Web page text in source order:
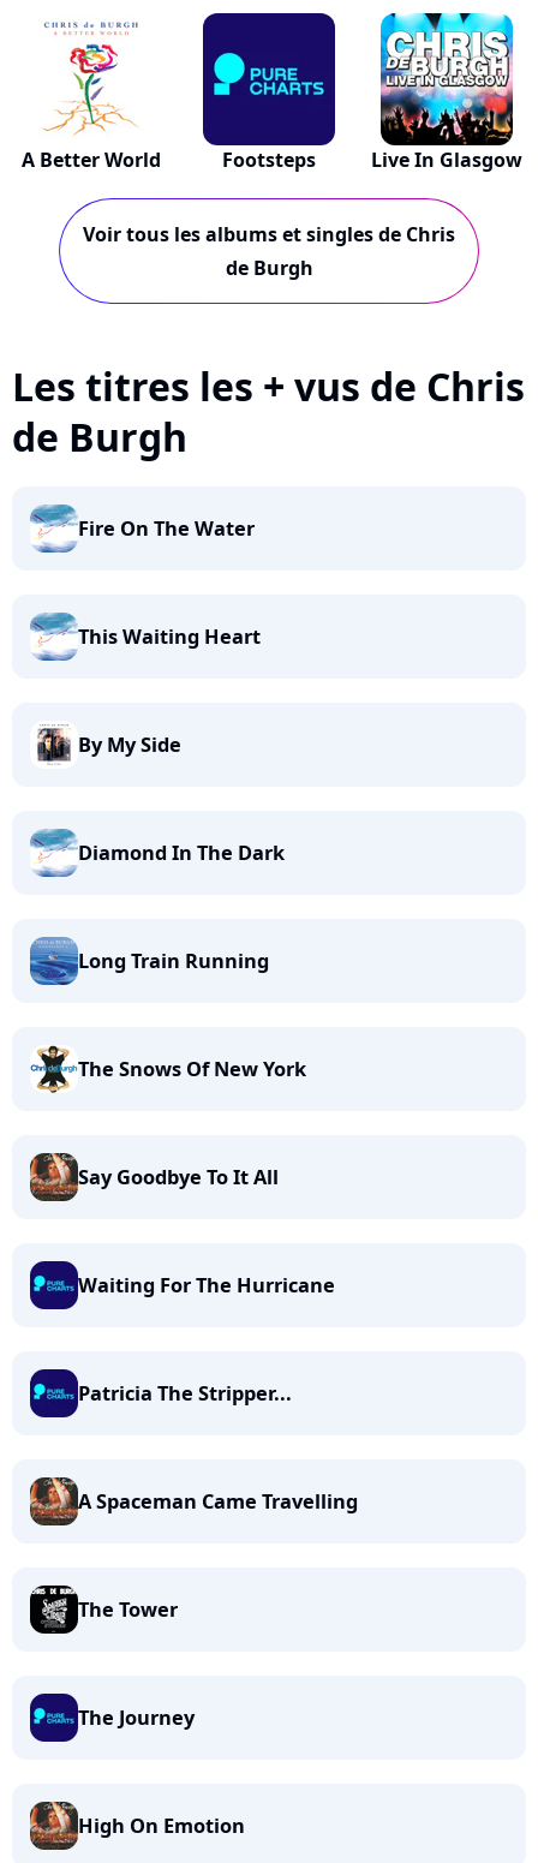
A Better World Footsteps Live In Glasgow
Voir tous les albums et singles de Chris
de Burgh
Les titres les + vus de Chris
de Burgh
Fire On The Water
This Waiting Heart
By My Side
Diamond In The Dark
Long Train Running
The Snows Of New York
Say Goodbye To It All
Waiting For The Hurricane
Patricia The Stripper...
A Spaceman Came Travelling
The Tower
The Journey
High On Emotion